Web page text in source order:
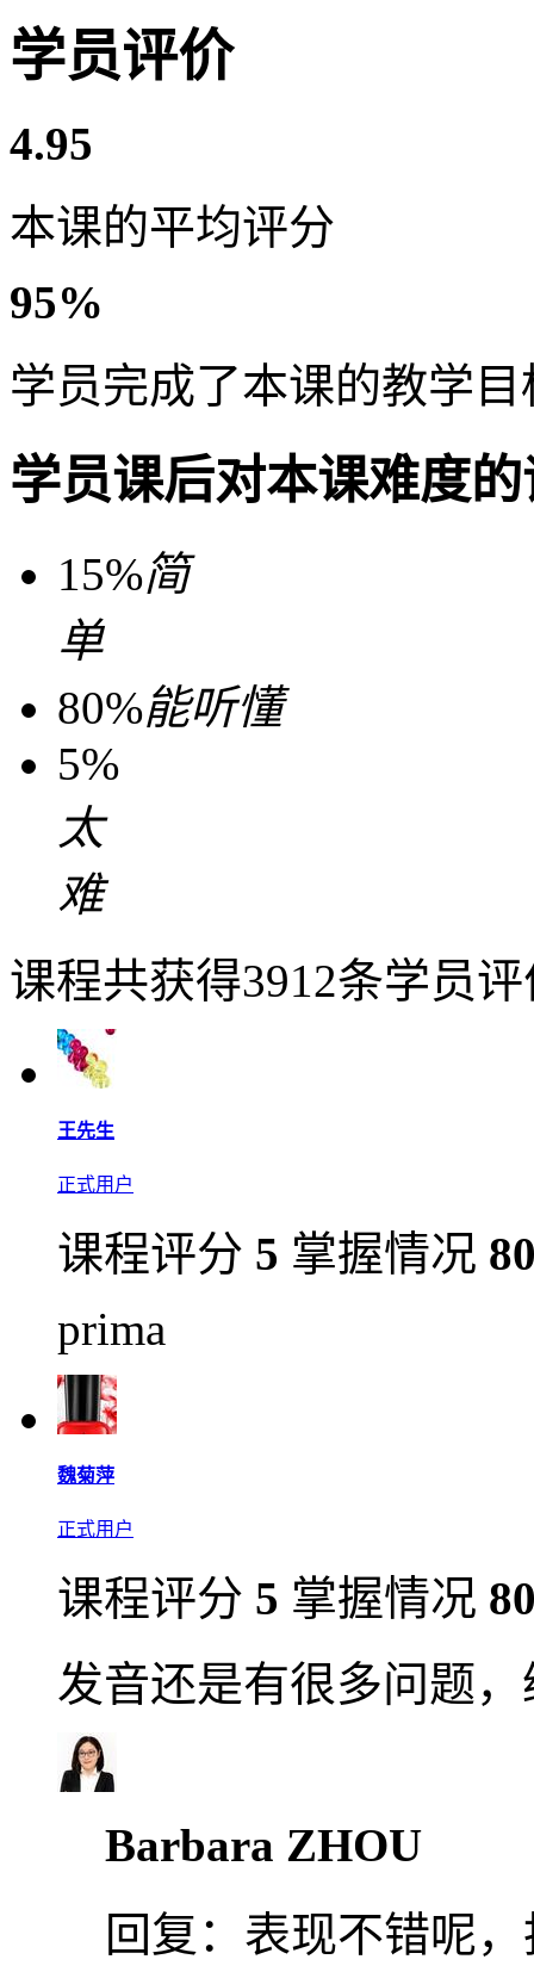
学员评价
4.95
本课的平均评分
95%
学员完成了本课的教学目
学员课后对本课难度
15%简
单
80%能听懂
5%
太
难
课程共获得3912条学员
王先生
正式用户
课程评分 5 掌握情况
prima
魏菊萍
正式用户
课程评分 5 掌握情况
发音还是有很多问题
Barbara ZHOU
回复： 表现不错呢